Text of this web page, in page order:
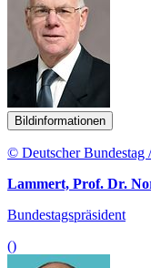
Bildinformationen
© Deutscher Bundestag
Lammert, Prof. Dr.
Bundestagspräsident
()